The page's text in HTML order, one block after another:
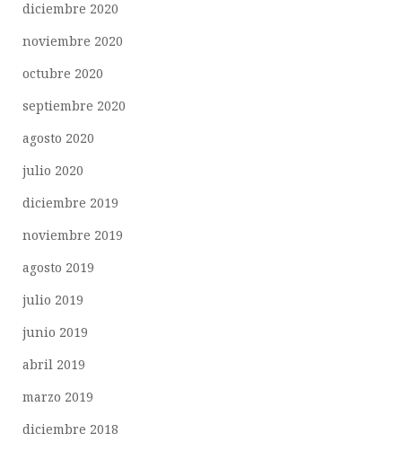
diciembre 2020
noviembre 2020
octubre 2020
septiembre 2020
agosto 2020
julio 2020
diciembre 2019
noviembre 2019
agosto 2019
julio 2019
junio 2019
abril 2019
marzo 2019
diciembre 2018